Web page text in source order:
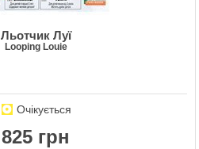
Льотчик Луї
Looping Louie
Очікується
825 грн